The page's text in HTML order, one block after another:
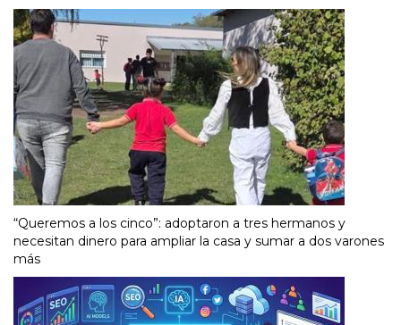
“Queremos a los cinco”: adoptaron a tres hermanos y
necesitan dinero para ampliar la casa y sumar a dos varones
más